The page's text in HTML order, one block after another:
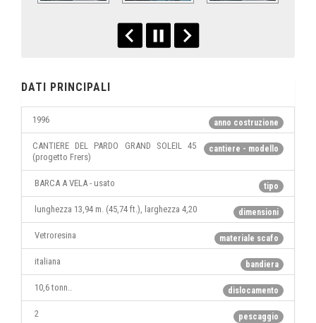
DATI PRINCIPALI
anno costruzione
1996
cantiere - modello
CANTIERE DEL PARDO GRAND SOLEIL 45
(progetto Frers)
tipo
BARCA A VELA - usato
dimensioni
lunghezza 13,94 m. (45,74 ft.), larghezza 4,20
materiale scafo
Vetroresina
bandiera
italiana
dislocamento
10,6 tonn..
pescaggio
2